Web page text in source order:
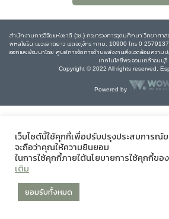
สำนักงานการวิจัยแห่งชาติ (วช.) กระทรวงการอุดมศึกษา วิทยาศา
พหลโยธิน แขวงลาดยาว เขตจตุจักร กทม. 10900 โทร 0
ออกและพัฒนาโดย ศูนย์การจัดการด้านพลังงานสิ่งแวดล้อมความ
เทคโนโลยีพระจอมเกล้าธนบุรี
Copyright © 2022 All rights reserved,
Powered by
เว็บไซต์นี้ใช้คุกกี้เพื่อปรับปรุงประสบการณ์ข
จะถือว่าคุณให้ความยินยอม
ในการใช้คุกกี้ภายใต้นโยบายการใช้คุกกี้ของ
เติม
ยอมรับทั้งหมด